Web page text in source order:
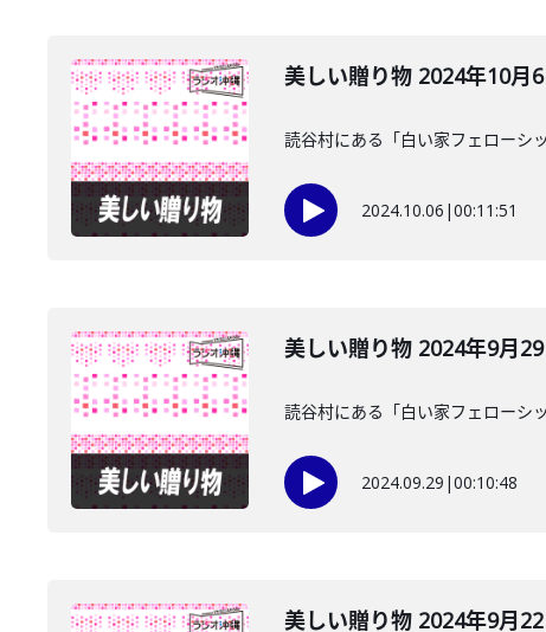
美しい贈り物 2024年10月
読谷村にある「白い家フェローシ
2024.10.06 |00:11:51
美しい贈り物 2024年9月
読谷村にある「白い家フェローシ
2024.09.29 |00:10:48
美しい贈り物 2024年9月